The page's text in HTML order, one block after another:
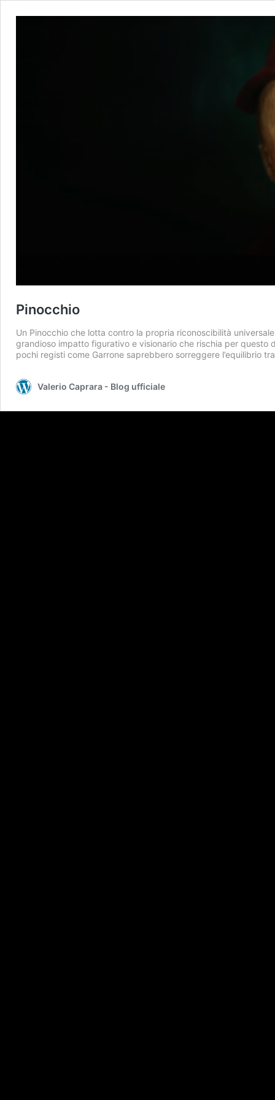
Pinocchio
Un Pinocchio che lotta contro la propria riconoscibilità
grandioso impatto figurativo e visionario che rischia per
pochi registi come Garrone saprebbero sorreggere l’equilibrio
Valerio Caprara - Blog ufficiale